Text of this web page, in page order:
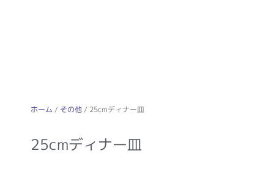
ホーム / その他/ 25cmディナー皿
25cmディナー皿